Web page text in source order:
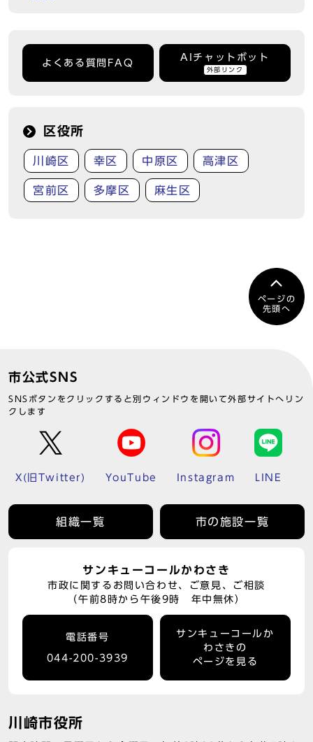
よくある質問FAQ
AIチャットボット
外部リンク
区役所
川崎区 幸区 中原区 高津区
宮前区 多摩区 麻生区
ページの
先頭へ
市公式SNS
SNSボタンをクリックすると別ウィンドウを開いて外部サイトへリン
クします
X(旧Twitter) YouTube Instagram LINE
組織一覧 市の施設一覧
サンキューコールかわさき
市政に関するお問い合わせ、ご意見、ご相談
（午前8時から午後9時 年中無休）
電話番号
044-200-3939
サンキューコールか
わさきの
ページを見る
川崎市役所